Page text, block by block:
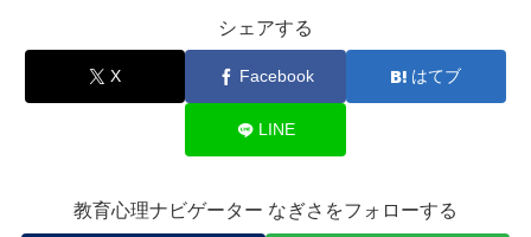
シェアする
X Facebook はてブ
LINE
教育心理ナビゲーター なぎさをフォローする